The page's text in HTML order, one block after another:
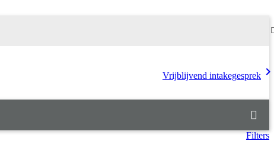
Vrijblijvend intakegesprek
Filters